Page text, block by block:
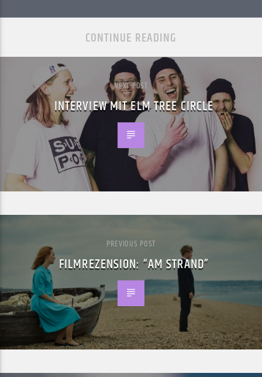
CONTINUE READING
NEXT POST
INTERVIEW MIT ELM TREE CIRCLE
PREVIOUS POST
FILMREZENSION: “AM STRAND”